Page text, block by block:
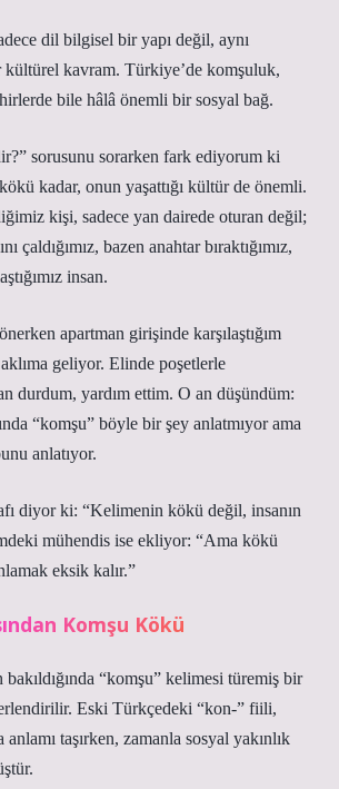
dil bilgisel bir yapı değil, aynı
kültürel kavram. Türkiye’de komşuluk,
bile hâlâ önemli bir sosyal bağ.
sorusunu sorarken fark ediyorum ki
kadar, onun yaşattığı kültür de önemli.
kişi, sadece yan dairede oturan değil;
çaldığımız, bazen anahtar bıraktığımız,
insan.
apartman girişinde karşılaştığım
geliyor. Elinde poşetlerle
durdum, yardım ettim. O an düşündüm:
“komşu” böyle bir şey anlatmıyor ama
anlatıyor.
diyor ki: “Kelimenin kökü değil, insanın
mühendis ise ekliyor: “Ama kökü
eksik kalır.”
Komşu Kökü
“komşu” kelimesi türemiş bir
Eski Türkçedeki “kon-” fiili,
taşırken, zamanla sosyal yakınlık